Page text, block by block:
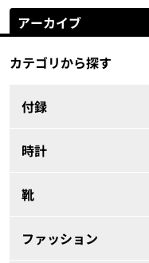
アーカイブ
カテゴリから探す
付録
時計
靴
ファッション